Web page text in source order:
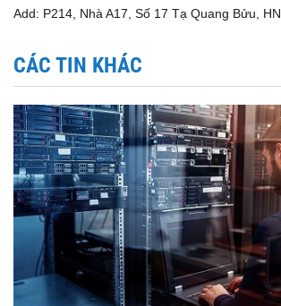
Add: P214, Nhà A17, Số 17 Tạ Quang Bửu, HN
CÁC TIN KHÁC